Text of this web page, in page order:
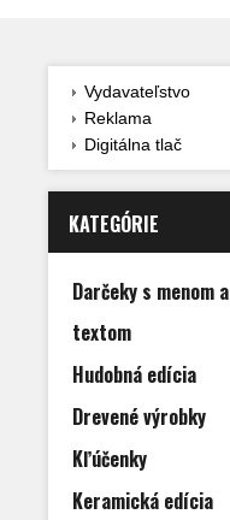
Vydavateľstvo
Reklama
Digitálna tlač
KATEGÓRIE
Darčeky s menom a
textom
Hudobná edícia
Drevené výrobky
Kľúčenky
Keramická edícia